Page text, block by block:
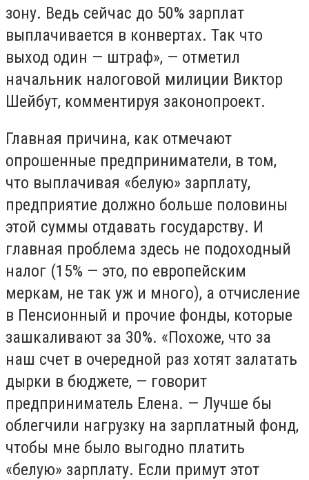
зону. Ведь сейчас до 50% зарплат
выплачивается в конвертах. Так что
выход один — штраф», — отметил
начальник налоговой милиции Виктор
Шейбут, комментируя законопроект.
Главная причина, как отмечают
опрошенные предприниматели, в том,
что выплачивая «белую» зарплату,
предприятие должно больше половины
этой суммы отдавать государству. И
главная проблема здесь не подоходный
налог (15% — это, по европейским
меркам, не так уж и много), а отчисление
в Пенсионный и прочие фонды, которые
зашкаливают за 30%. «Похоже, что за
наш счет в очередной раз хотят залатать
дырки в бюджете, — говорит
предприниматель Елена. — Лучше бы
облегчили нагрузку на зарплатный фонд,
чтобы мне было выгодно платить
«белую» зарплату. Если примут этот